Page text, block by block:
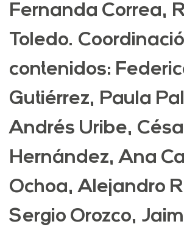
Fernanda Correa,
Toledo.
contenidos:
Gutiérrez, Paula
Andrés Uribe,
Hernández, Ana
Ochoa, Alejandro
Sergio Orozco,